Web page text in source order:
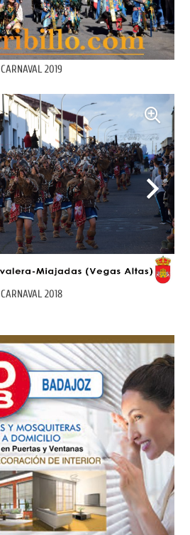
CARNAVAL 2019
CARNAVAL 2018